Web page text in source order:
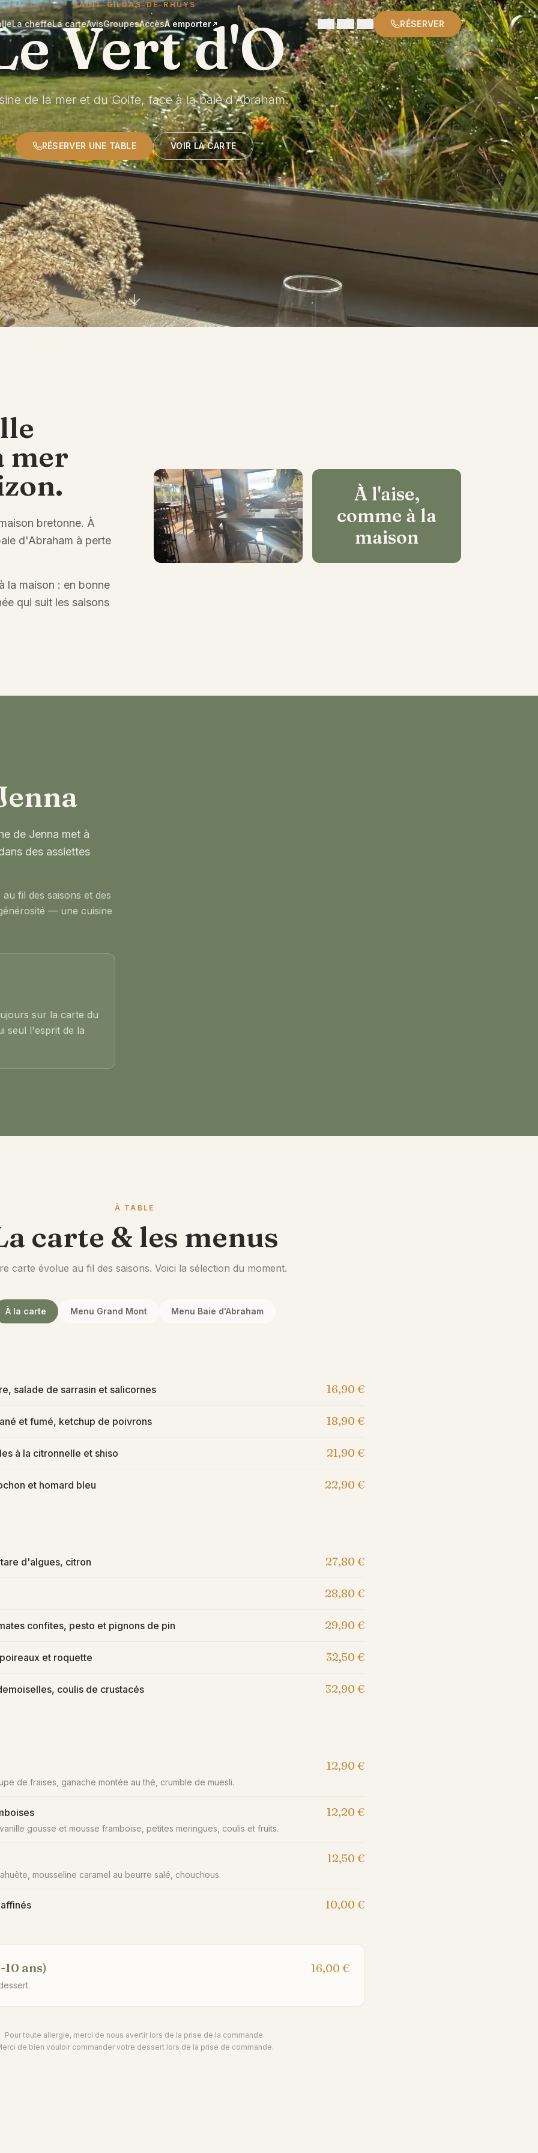
La cheffeLa carteAvisGroupesAccèsÀ emporter · · RÉSERVER
SAINT-GILDAS-DE-RHUYS
Vert d'O
de la mer et du Golfe, face à la baie d'Abraham.
RÉSERVER UNE TABLE VOIR LA CARTE
mer
bretonne. À
d'Abraham à perte
la maison : en bonne
qui suit les saisons
À l'aise,
comme à la
maison
de Jenna met à
des assiettes
fil des saisons et des
— une cuisine
sur la carte du
seul l'esprit de la
À TABLE
carte & les menus
carte évolue au fil des saisons. Voici la sélection du moment.
À la carte Menu Grand Mont Menu Baie d'Abraham
salade de sarrasin et salicornes 16,90 €
et fumé, ketchup de poivrons 18,90 €
à la citronnelle et shiso 21,90 €
et homard bleu 22,90 €
d'algues, citron 27,80 €
28,80 €
confites, pesto et pignons de pin 29,90 €
et roquette 32,50 €
coulis de crustacés 32,90 €
de fraises, ganache montée au thé, crumble de muesli.
12,90 €
gousse et mousse framboise, petites meringues, coulis et fruits.
12,20 €
mousseline caramel au beurre salé, chouchous.
12,50 €
10,00 €
ans) 16,00 €
Pour toute allergie, merci de nous avertir lors de la prise de la commande.
de bien vouloir commander votre dessert lors de la prise de commande.